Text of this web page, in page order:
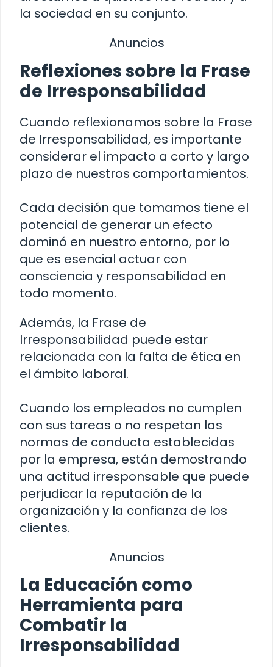
la sociedad en su conjunto.
Anuncios
Reflexiones sobre la Frase
de Irresponsabilidad
Cuando reflexionamos sobre la Frase
de Irresponsabilidad, es importante
considerar el impacto a corto y largo
plazo de nuestros comportamientos.
Cada decisión que tomamos tiene el
potencial de generar un efecto
dominó en nuestro entorno, por lo
que es esencial actuar con
consciencia y responsabilidad en
todo momento.
Además, la Frase de
Irresponsabilidad puede estar
relacionada con la falta de ética en
el ámbito laboral.
Cuando los empleados no cumplen
con sus tareas o no respetan las
normas de conducta establecidas
por la empresa, están demostrando
una actitud irresponsable que puede
perjudicar la reputación de la
organización y la confianza de los
clientes.
Anuncios
La Educación como
Herramienta para
Combatir la
Irresponsabilidad